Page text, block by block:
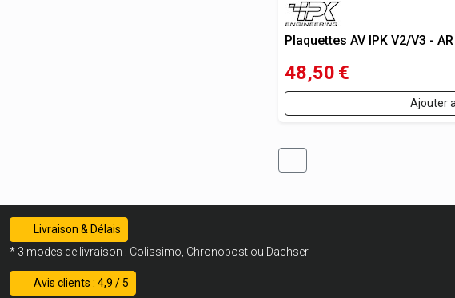
Plaquettes AV IPK V2/V3 -
48,50 €
Ajouter
Livraison & Délais
* 3 modes de livraison : Colissimo, Chronopost ou Dachser
Avis clients : 4,9 / 5